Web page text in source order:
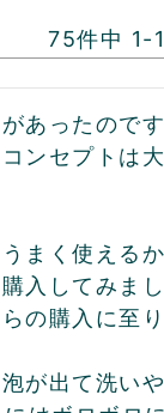
75件中 1-
あったので
ンセプトは
まく使える
入してみまし
の購入に至り
が出て洗い